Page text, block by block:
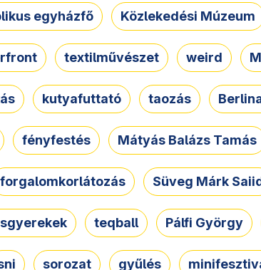
egyházfő Közlekedési Múzeum
textilművészet weird
kutyafuttató taozás
fényfestés Mátyás Balázs Tamás
forgalomkorlátozás Süveg Márk
teqball Pálfi György
sorozat gyűlés